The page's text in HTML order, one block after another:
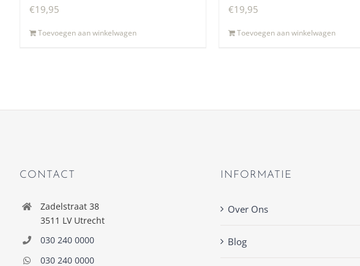
€19,95
Toevoegen aan winkelwagen
€19,95
Toevoegen aan winkelwagen
CONTACT
Zadelstraat 38
3511 LV Utrecht
030 240 0000
030 240 0000
INFORMATIE
Over Ons
Blog